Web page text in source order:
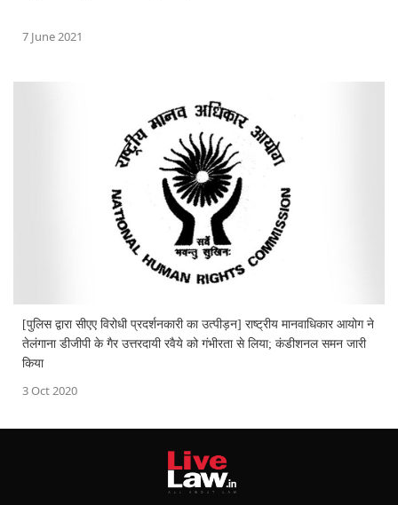
7 June 2021
[पुलिस द्वारा सीएए विरोधी प्रदर्शनकारी का उत्पीड़न] राष्ट्रीय मानवाधिकार आयोग ने
तेलंगाना डीजीपी के गैर उत्तरदायी रवैये को गंभीरता से लिया; कंडीशनल समन जारी
किया
3 Oct 2020